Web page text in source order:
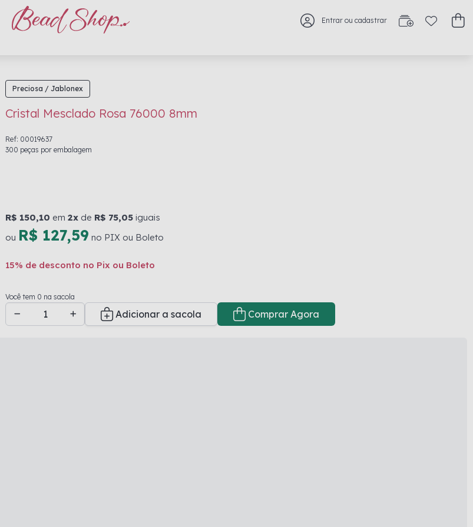
Entrar ou cadastrar
Preciosa / Jablonex
Cristal Mesclado Rosa 76000 8mm
Ref: 00019637
300 peças por embalagem
R$ 150,10 em 2x de R$ 75,05 iguais
ou R$ 127,59 no PIX ou Boleto
15% de desconto no Pix ou Boleto
Você tem 0 na sacola
Adicionar a sacola
Comprar Agora